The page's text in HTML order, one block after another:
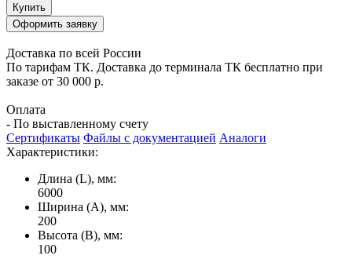
Купить
Оформить заявку
Доставка по всей России
По тарифам ТК. Доставка до терминала ТК бесплатно при
заказе от 30 000 р.
Оплата
- По выставленному счету
Сертификаты Файлы с документацией Аналоги
Характеристики:
Длина (L), мм:
6000
Ширина (А), мм:
200
Высота (В), мм:
100